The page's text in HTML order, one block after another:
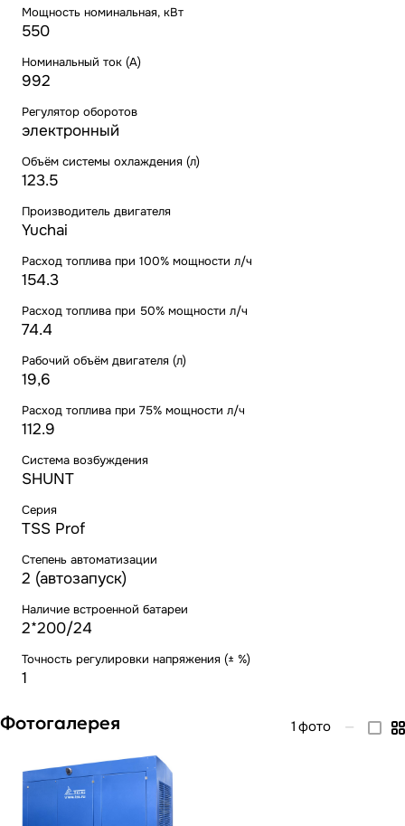
Мощность номинальная, кВт
550
Номинальный ток (А)
992
Регулятор оборотов
электронный
Объём системы охлаждения (л)
123.5
Производитель двигателя
Yuchai
Расход топлива при 100% мощности л/ч
154.3
Расход топлива при 50% мощности л/ч
74.4
Рабочий объём двигателя (л)
19,6
Расход топлива при 75% мощности л/ч
112.9
Система возбуждения
SHUNT
Серия
TSS Prof
Степень автоматизации
2 (автозапуск)
Наличие встроенной батареи
2*200/24
Точность регулировки напряжения (± %)
1
Фотогалерея 1 фото —